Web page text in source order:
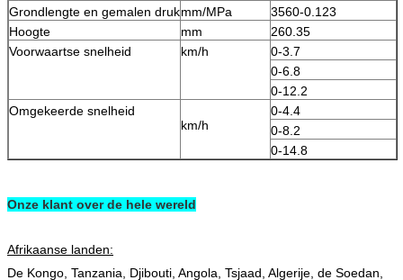
Grondlengte en gemalen drukmm/MPa
3560-0.123
Hoogte
mm
260.35
Voorwaartse snelheid
km/h
0-3.7
0-6.8
0-12.2
Omgekeerde snelheid
km/h
0-4.4
0-8.2
0-14.8
Onze klant over de hele wereld
Afrikaanse landen:
De Kongo, Tanzania, Djibouti, Angola, Tsjaad, Algerije, de Soedan,